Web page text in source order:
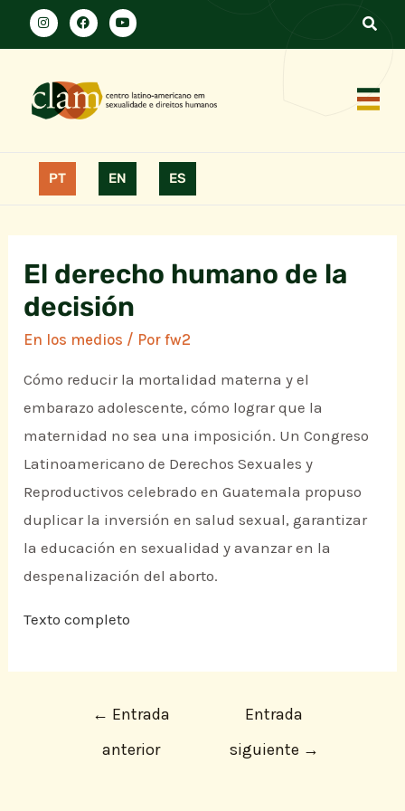
PT EN ES
El derecho humano de la
decisión
En los medios / Porfw2
Cómo reducir la mortalidad materna y el
embarazo adolescente, cómo lograr que la
maternidad no sea una imposición. Un Congreso
Latinoamericano de Derechos Sexuales y
Reproductivos celebrado en Guatemala propuso
duplicar la inversión en salud sexual, garantizar
la educación en sexualidad y avanzar en la
despenalización del aborto.
Texto completo
← Entrada
anterior
Entrada
siguiente →